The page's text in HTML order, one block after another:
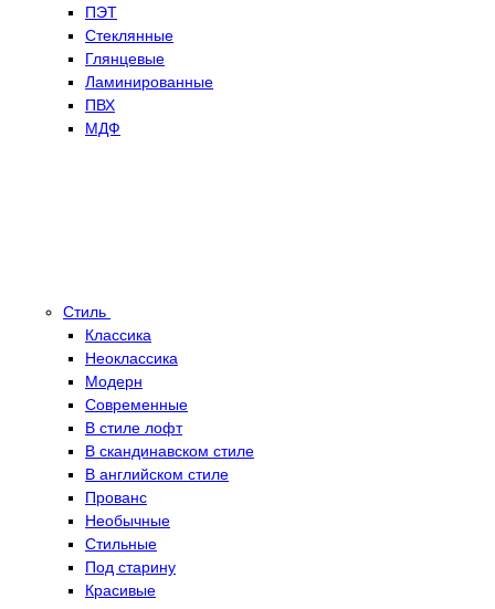
ПЭТ
Стеклянные
Глянцевые
Ламинированные
ПВХ
МДФ
Стиль
Классика
Неоклассика
Модерн
Современные
В стиле лофт
В скандинавском стиле
В английском стиле
Прованс
Необычные
Стильные
Под старину
Красивые